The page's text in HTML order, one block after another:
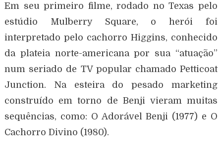
Em seu primeiro filme, rodado no Texas pelo
estúdio Mulberry Square, o herói foi
interpretado pelo cachorro Higgins, conhecido
da plateia norte-americana por sua “atuação”
num seriado de TV popular chamado Petticoat
Junction. Na esteira do pesado marketing
construído em torno de Benji vieram muitas
sequências, como: O Adorável Benji (1977) e O
Cachorro Divino (1980).